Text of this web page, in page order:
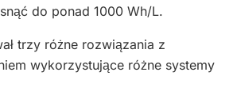
do ponad 1000 Wh/L.
trzy różne rozwiązania z
wykorzystujące różne systemy